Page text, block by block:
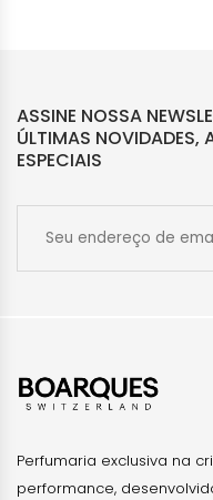
ASSINE NOSSA
ÚLTIMAS NOVIDADES,
ESPECIAIS
Perfumaria exclusiva na
performance,